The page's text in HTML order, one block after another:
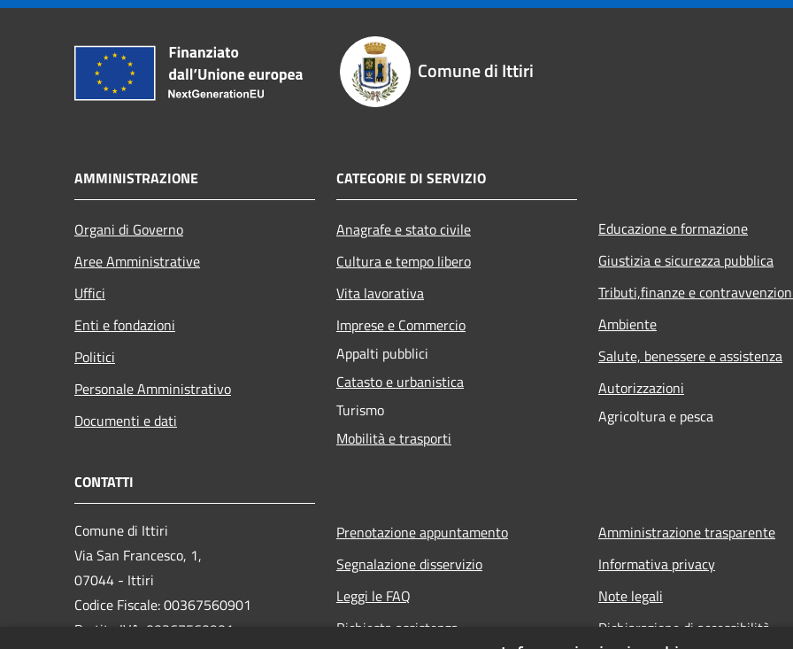
Comune di Ittiri
AMMINISTRAZIONE
Organi di Governo
Aree Amministrative
Uffici
Enti e fondazioni
Politici
Personale Amministrativo
Documenti e dati
CATEGORIE DI SERVIZIO
Anagrafe e stato civile
Cultura e tempo libero
Vita lavorativa
Imprese e Commercio
Appalti pubblici
Catasto e urbanistica
Turismo
Mobilità e trasporti
Educazione e formazione
Giustizia e sicurezza pubblica
Tributi,finanze e
Ambiente
Salute, benessere e assistenza
Autorizzazioni
Agricoltura e pesca
CONTATTI
Comune di Ittiri
Via San Francesco, 1,
07044 - Ittiri
Codice Fiscale: 00367560901
Partita IVA: 00367560901
Prenotazione appuntamento
Segnalazione disservizio
Leggi le FAQ
Richiesta assistenza
Amministrazione trasparente
Informativa privacy
Note legali
Dichiarazione di accessibilità